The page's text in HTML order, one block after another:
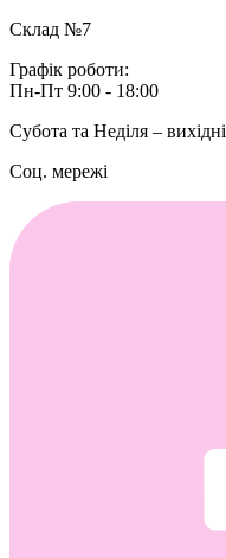
Склад №7
Графік роботи:
Пн-Пт 9:00 - 18:00
Субота та Неділя – вихідні
Соц. мережі